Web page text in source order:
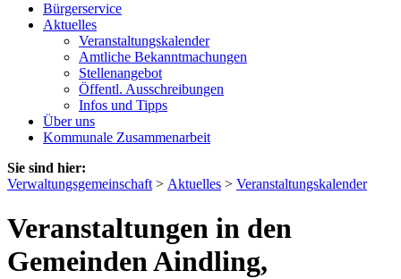
Bürgerservice
Aktuelles
Veranstaltungskalender
Amtliche Bekanntmachungen
Stellenangebot
Öffentl. Ausschreibungen
Infos und Tipps
Über uns
Kommunale Zusammenarbeit
Sie sind hier:
Verwaltungsgemeinschaft > Aktuelles > Veranstaltungskalender
Veranstaltungen in den
Gemeinden Aindling,